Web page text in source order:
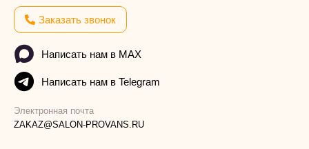
Заказать звонок
Написать нам в MAX
Написать нам в Telegram
Электронная почта
ZAKAZ@SALON-PROVANS.RU